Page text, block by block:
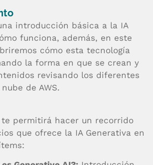
introducción básica a la IA
funciona, además, en este
cómo esta tecnología
la forma en que se crean y
revisando los diferentes
de AWS.
permitirá hacer un recorrido
que ofrece la IA Generativa en